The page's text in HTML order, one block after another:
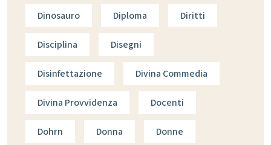
Dinosauro Diploma Diritti
Disciplina Disegni
Disinfettazione Divina Commedia
Divina Provvidenza Docenti
Dohrn Donna Donne